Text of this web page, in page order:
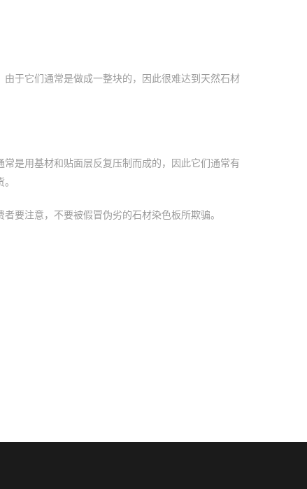
于它们通常是做成一整块的，因此很难达到天然石材
是用基材和贴面层反复压制而成的，因此它们通常有
要注意，不要被假冒伪劣的石材染色板所欺骗。